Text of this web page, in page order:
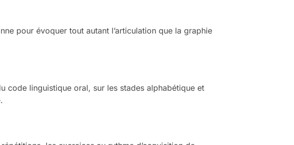
pour évoquer tout autant l’articulation que la graphie
code linguistique oral, sur les stades alphabétique et